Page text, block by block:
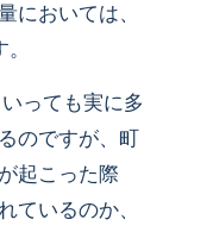
においては、
っても実に多
のですが、町
起こった際
ているのか、